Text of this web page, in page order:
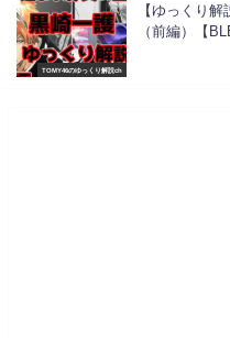
TOMY46のゆっくり解説ch
【ゆっくり
（前編）【